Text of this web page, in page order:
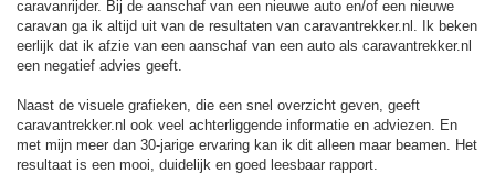
caravanrijder. Bij de aanschaf van een nieuwe auto en/of een nieuwe
caravan ga ik altijd uit van de resultaten van caravantrekker.nl. Ik beken
eerlijk dat ik afzie van een aanschaf van een auto als caravantrekker.nl
een negatief advies geeft.
Naast de visuele grafieken, die een snel overzicht geven, geeft
caravantrekker.nl ook veel achterliggende informatie en adviezen. En
met mijn meer dan 30-jarige ervaring kan ik dit alleen maar beamen. Het
resultaat is een mooi, duidelijk en goed leesbaar rapport.